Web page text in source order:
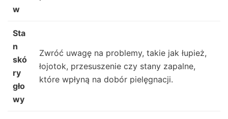
w
Sta
n
skó
ry
gło
wy
Zwróć uwagę na problemy, takie jak łupież,
łojotok, przesuszenie czy stany zapalne,
które wpłyną na dobór pielęgnacji.